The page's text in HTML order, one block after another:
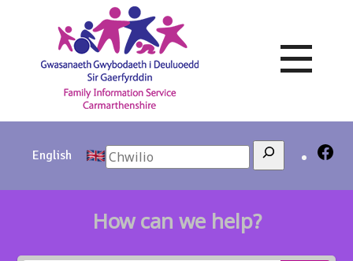
English Search
How can we help?